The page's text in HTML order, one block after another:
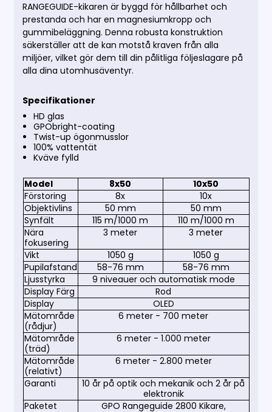
RANGEGUIDE-kikaren är byggd för hållbarhet och
prestanda och har en magnesiumkropp och
gummibeläggning. Denna robusta konstruktion
säkerställer att de kan motstå kraven från alla
miljöer, vilket gör dem till din pålitliga följeslagare på
alla dina utomhusäventyr.
Specifikationer
HD glas
GPObright-coating
Twist-up ögonmusslor
100% vattentät
Kväve fylld
Model 8x50
10x50
Förstoring
8x
10x
Objektivlins
50 mm
50 mm
Synfält
115 m/1000 m
110 m/1000 m
Nära
fokusering
3 meter
3 meter
Vikt
1050 g
1050 g
Pupilafstand
58-76 mm
58-76 mm
Ljusstyrka
9 niveauer och automatisk mode
Display Färg
Rod
Display
OLED
Mätområde
(rådjur)
6 meter - 700 meter
Mätområde
(träd)
6 meter - 1.000 meter
Mätområde
(relativt)
6 meter - 2.800 meter
Garanti
10 år på optik och mekanik och 2 år på
elektronik
Paketet
GPO Rangeguide 2800 Kikare,